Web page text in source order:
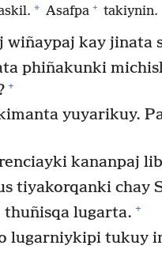
* Asafpa + takiynin.
wiñaypaj kay jinata
phiñakunki
+
yuyarikuy.
kananpaj
tiyakorqanki chay
lugarta. +
lugarniykipi tukuy